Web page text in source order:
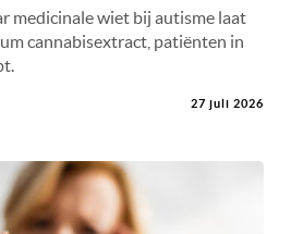
medicinale wiet bij autisme laat
cannabisextract, patiënten in
27 juli 2026